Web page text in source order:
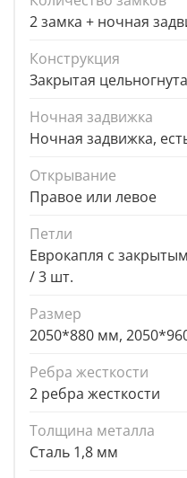
2 замка + ночная
Конструкция
Закрытая
Ночная задвижка
Ночная задвижка,
Открывание
Правое или левое
Петли
Еврокапля с
/ 3 шт.
Размер
2050*880 мм,
Ребра жесткости
2 ребра жесткости
Толщина металла
Сталь 1,8 мм